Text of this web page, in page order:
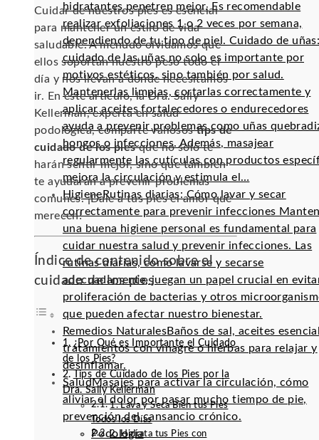
hidratantes penetren mejor. Es recomendable
realizar exfoliaciones 1 o 2 veces por semana,
dependiendo de tu tipo de piel. Cuidado de
cuidado de las uñas no solo es importante por
motivos estéticos, sino también por salud.
Mantenerlas limpias, cortarlas correctamente y
aplicar aceites fortalecedores o endurecedores
ayuda a prevenir problemas como uñas
hongos o infecciones. Además, masajear
regularmente las cutículas con productos
mejora la circulación y estimula el…
HigieneRutinas diarias: Cómo lavar y secar
correctamente para prevenir infecciones
una buena higiene personal es fundamental para
cuidar nuestra salud y prevenir infecciones. Las
rutinas diarias, como lavarse y secarse
adecuadamente, juegan un papel crucial en
proliferación de bacterias y otros
que pueden afectar nuestro bienestar.
Remedios NaturalesBaños de sal, aceites
tratamientos con vinagre o hierbas para relajar y
desinflamar.
SaludMasajes para activar la circulación, cómo
aliviar el dolor por pasar mucho tiempo de pie,
prevención del cansancio crónico.
Podología
Cuidar de nuestros pies es esencial
para mantener un estilo de vida
saludable. A menudo olvidamos que
ellos soportan nuestro peso todo el
día y nos llevan a donde necesitamos
ir. En este artículo, la Dra. Sally
Kellerman, experta en salud
podológica, comparte valiosostips de
cuidado de los piesque no solo te
harán sentir mejor, sino que también
te ayudarán a prevenir problemas
comunes. ¡Dale a tus pies el amor que
merecen!
Índice de contenido sobre el
cuidado de los pies
¿Por Qué es Importante el Cuidado
de los Pies?
Tips de Cuidado de los Pies por la
Dra. Sally Kellerman
1. Lava y Seca Bien tus Pies
Todos los Días
2. Hidrata tus Pies con